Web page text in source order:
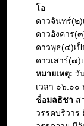
โอ
ดาวจันทร์(๒
ดาวอังคาร(
ดาวพุธ(๔)เ
ดาวเสาร์(๗
หมายเหตุ: วั
เวลา ๐๖.๐๐
ชื่อมลธิชา ส
วรรคบริวาร